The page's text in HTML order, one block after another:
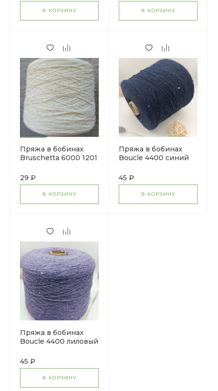
В КОРЗИНУ В КОРЗИНУ
Пряжа в бобинах
Bruschetta 6000 1201
29 ₽
В КОРЗИНУ
Пряжа в бобинах
Boucle 4400 синий
Цена за 10 гр
45 ₽
В КОРЗИНУ
Пряжа в бобинах
Boucle 4400 лиловый
Цена за 10 гр
45 ₽
В КОРЗИНУ